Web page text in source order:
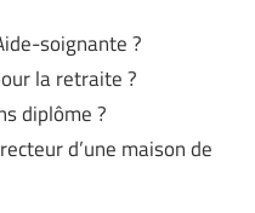
soignante ?
la retraite ?
diplôme ?
d’une maison de